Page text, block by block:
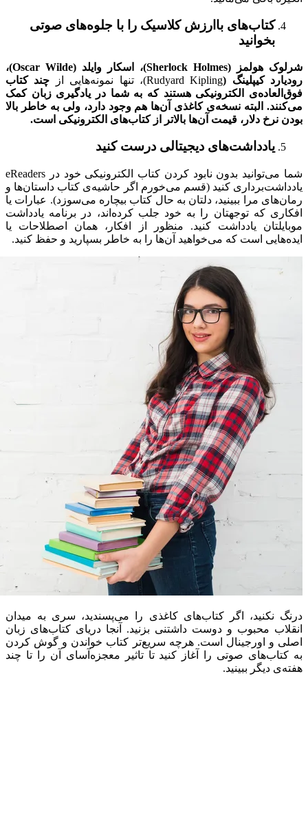
کتاب‌های باارزش کلاسیک را با جلوه‌های صوتی
بخوانید
شرلوک هولمز (Sherlock Holmes
)، اسکار وایلد (Oscar Wilde
)،
رودیارد کیپلینگ (Rudyard Kipling)، تنها نمونه‌هایی از
چند کتاب
فوق‌العاده‌ی الکترونیکی هستند که به شما در یادگیری زبان کمک
می‌کنند. البته نسخه‌ی کاغذی آن‌ها هم وجود دارد، ولی به خاطر بالا
بودن نرخ دلار، قیمت آن‌ها بالاتر از کتاب‌های الکترونیکی است.
یادداشت‌های دیجیتالی درست کنید
شما می‌توانید بدون نابود کردن کتاب الکترونیکی خود در eReaders
یادداشت‌برداری کنید (قسم می‌خورم اگر حاشیه‌ی کتاب‌ داستان‌ها و
رمان‌های مرا ببینید، دلتان به حال کتاب بیچاره می‌سوزد). عبارات یا
افکاری که توجهتان را به خود جلب کرده‌اند، در برنامه یادداشت
موبایلتان یادداشت کنید. منظور از افکار، همان اصطلاحات یا
ایده‌هایی است که می‌خواهید آن‌ها را به خاطر بسپارید و حفظ کنید.
درنگ نکنید، اگر کتاب‌های کاغذی را می‌پسندید، سری به میدان
انقلاب محبوب و دوست داشتنی بزنید. آنجا دریای کتاب‌های زبان
اصلی و اورجینال است. هرچه سریع‌تر کتاب خواندن و گوش کردن
به کتاب‌های صوتی را آغاز کنید تا تاثیر معجزه‌آسای آن را تا چند
هفته‌ی دیگر ببینید.